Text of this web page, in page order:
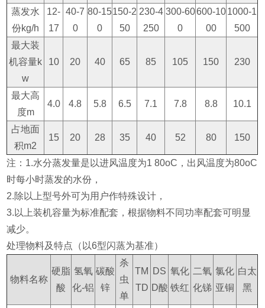
蒸发水
份kg/h
12-
17
40-7
0
80-15
0
150-2
50
230-4
250
300-60
0
600-10
00
1000-1
500
最大装
机容量k
w
10 20 40 65 85 105 150 230
最大高
度m
4.0 4.8 5.8 6.5 7.1 7.8 8.8 10.1
占地面
积m2
15 20 28 35 40 52 80 150
注：1.水分蒸发量是以进风温度为1 80oC，出风温度为80oC
时每小时蒸发的水份，
2.除以上型号外可为用户作特殊设计，
3.以上装机容量为标准配套，根据物料不同功率配套可明显
减少。
处理物料及特点（以6型闪蒸为基准）
物料名称
硬脂
酸
氢氧
化-铝
碳酸
锌
杀
虫
单
TM
TD
DS
D酸
氧化
铁红
二氧
化锑
氯化
亚铜
白太
黑